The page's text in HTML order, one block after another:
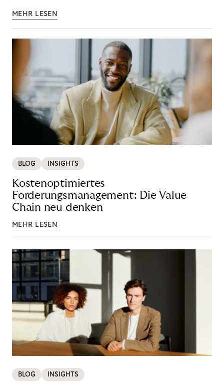
MEHR LESEN
BLOG INSIGHTS
Kostenoptimiertes
Forderungsmanagement: Die Value
Chain neu denken
MEHR LESEN
BLOG INSIGHTS